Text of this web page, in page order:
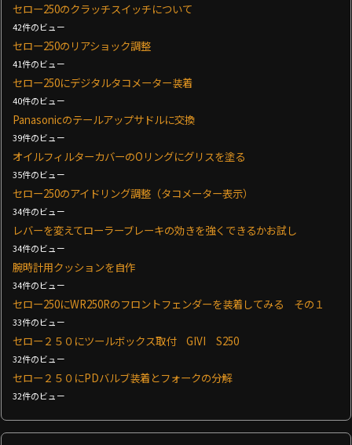
セロー250のクラッチスイッチについて
42件のビュー
セロー250のリアショック調整
41件のビュー
セロー250にデジタルタコメーター装着
40件のビュー
Panasonicのテールアップサドルに交換
39件のビュー
オイルフィルターカバーのOリングにグリスを塗る
35件のビュー
セロー250のアイドリング調整（タコメーター表示）
34件のビュー
レバーを変えてローラーブレーキの効きを強くできるかお試し
34件のビュー
腕時計用クッションを自作
34件のビュー
セロー250にWR250Rのフロントフェンダーを装着してみる その１
33件のビュー
セロー２５０にツールボックス取付 GIVI S250
32件のビュー
セロー２５０にPDバルブ装着とフォークの分解
32件のビュー